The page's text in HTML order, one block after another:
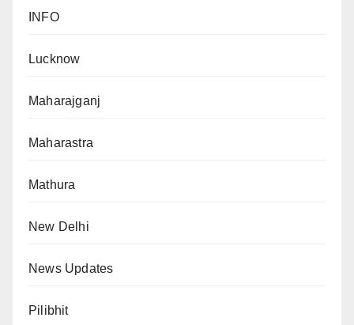
INFO
Lucknow
Maharajganj
Maharastra
Mathura
New Delhi
News Updates
Pilibhit